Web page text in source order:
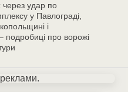
через удар по
у Павлограді,
і
подробиці про ворожі